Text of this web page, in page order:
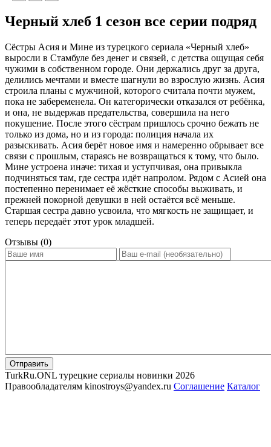
Черный хлеб 1 сезон все серии подряд
Сёстры Асия и Мине из турецкого сериала «Черный хлеб»
выросли в Стамбуле без денег и связей, с детства ощущая себя
чужими в собственном городе. Они держались друг за друга,
делились мечтами и вместе шагнули во взрослую жизнь. Асия
строила планы с мужчиной, которого считала почти мужем,
пока не забеременела. Он категорически отказался от ребёнка,
и она, не выдержав предательства, совершила на него
покушение. После этого сёстрам пришлось срочно бежать не
только из дома, но и из города: полиция начала их
разыскивать. Асия берёт новое имя и намеренно обрывает все
связи с прошлым, стараясь не возвращаться к тому, что было.
Мине устроена иначе: тихая и уступчивая, она привыкла
подчиняться там, где сестра идёт напролом. Рядом с Асией она
постепенно перенимает её жёсткие способы выживать, и
прежней покорной девушки в ней остаётся всё меньше.
Старшая сестра давно усвоила, что мягкость не защищает, и
теперь передаёт этот урок младшей.
Отзывы (0)
Отправить
TurkRu.ONL турецкие сериалы новинки 2026
Правообладателям kinostroys@yandex.ru Соглашение Каталог